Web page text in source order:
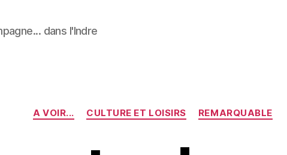
dans l'Indre
Catégories
A VOIR... CULTURE ET LOISIRS REMARQUABLE